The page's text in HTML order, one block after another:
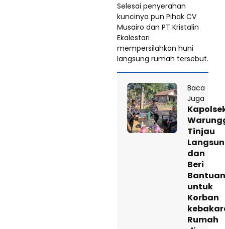
Selesai penyerahan
kuncinya pun Pihak CV
Musairo dan PT Kristalin
Ekalestari
mempersilahkan huni
langsung rumah tersebut.
Baca
Juga
Tinjau
dan
Beri
Bantuan
untuk
Korban
Rumah